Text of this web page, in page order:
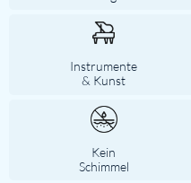
Instrumente
& Kunst
Kein
Schimmel